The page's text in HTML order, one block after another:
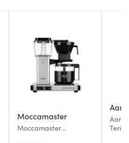
Moccamaster
Moccamaster
Teräs